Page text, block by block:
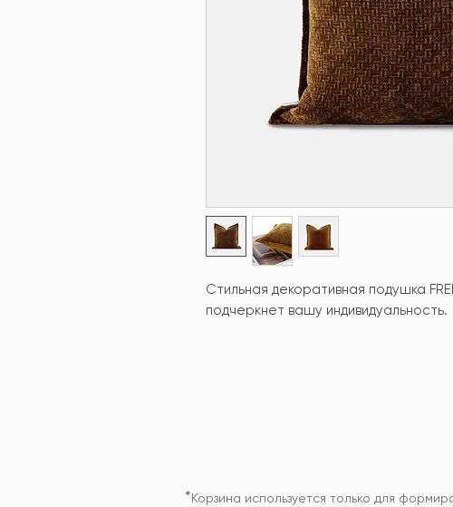
Стильная декоративная подушка
подчеркнет вашу индивидуальность.
*Корзина используется только для